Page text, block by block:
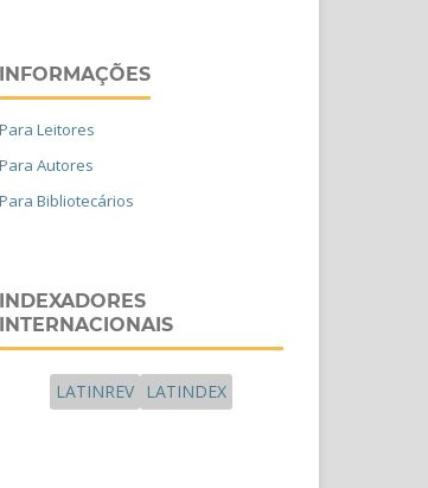
INFORMAÇÕES
Para Leitores
Para Autores
Para Bibliotecários
INDEXADORES
INTERNACIONAIS
LATINREV LATINDEX